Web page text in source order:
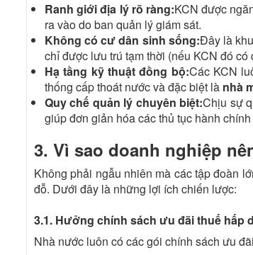
Ranh giới địa lý rõ ràng:KCN được
ra vào do ban quản lý giám sát.
Không có cư dân sinh sống:Đây là
chỉ được lưu trú tạm thời (nếu KCN đó
Hạ tầng kỹ thuật đồng bộ:Các KCN
thống cấp thoát nước và đặc biệt là nhà
Quy chế quản lý chuyên biệt:Chịu sự
giúp đơn giản hóa các thủ tục hành
3. Vì sao doanh nghiệp
Không phải ngẫu nhiên mà các tập đoàn
đỗ. Dưới đây là những lợi ích chiến lược:
3.1. Hưởng chính sách ưu đãi thuế hấp
Nhà nước luôn có các gói chính sách ưu